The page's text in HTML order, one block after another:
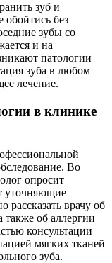
зуб и
обойтись без
зубы со
и на
патологии
зуба в любом
лечение.
в клинике
Во
опросит
уточняющие
рассказать врачу об
об аллергии
консультации
мягких тканей
зуба.